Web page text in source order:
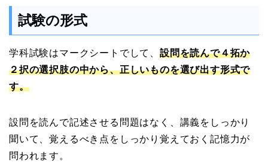
試験の形式
学科試験はマークシートでして、 設問を読んで４拓か
２択の選択肢の中から、正しいものを選び出す形式で
す。
設問を読んで記述させる問題はなく、講義をしっかり
聞いて、覚えるべき点をしっかり覚えておく記憶力が
問われます。